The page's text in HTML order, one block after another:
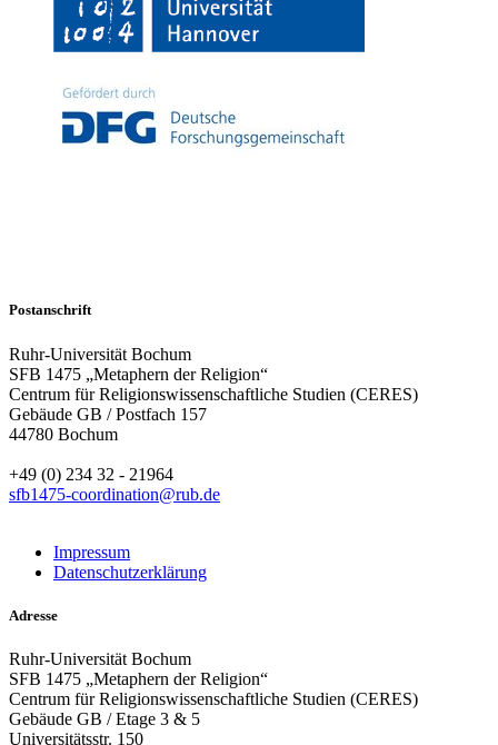
Postanschrift
Ruhr-Universität Bochum
SFB 1475 „Metaphern der Religion“
Centrum für Religionswissenschaftliche Studien (CERES)
Gebäude GB / Postfach 157
44780 Bochum
+49 (0) 234 32 - 21964
sfb1475-coordination@rub.de
Impressum
Datenschutzerklärung
Adresse
Ruhr-Universität Bochum
SFB 1475 „Metaphern der Religion“
Centrum für Religionswissenschaftliche Studien (CERES)
Gebäude GB / Etage 3 & 5
Universitätsstr. 150